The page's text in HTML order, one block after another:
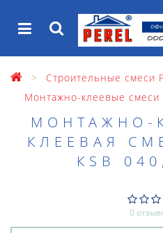
Строительные смеси
Монтажно-клеевые смеси
МОНТАЖНО-
КЛЕЕВАЯ
КSB
0